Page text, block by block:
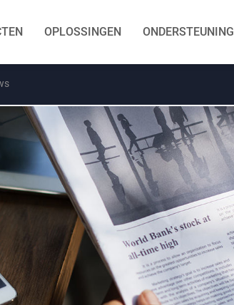
OPLOSSINGEN ONDERSTEUNING